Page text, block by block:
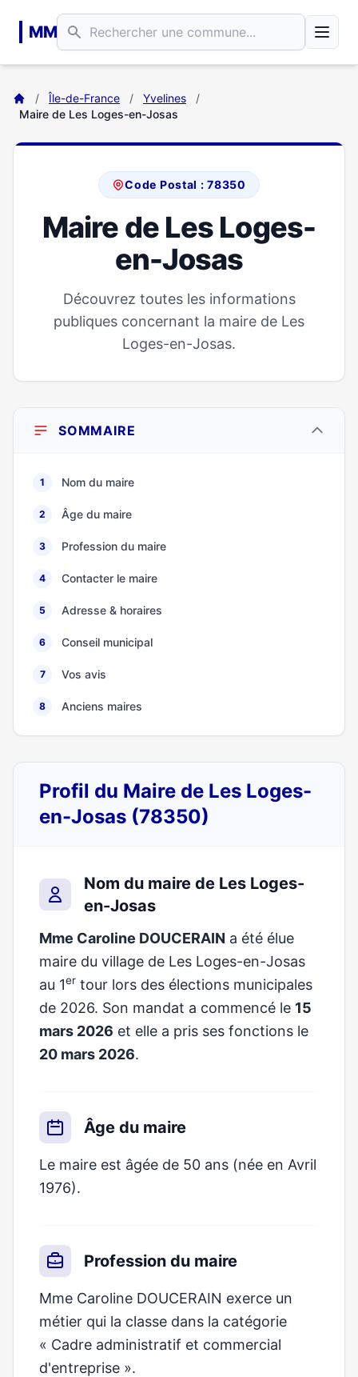
MM
/ Île-de-France / Yvelines
/
Maire de Les Loges-en-Josas
Code Postal : 78350
Maire de Les Loges-
en-Josas
Découvrez toutes les informations
publiques concernant la maire de Les
Loges-en-Josas.
SOMMAIRE
1 Nom du maire
2 Âge du maire
3 Profession du maire
4 Contacter le maire
5 Adresse & horaires
6 Conseil municipal
7 Vos avis
8 Anciens maires
Profil du Maire de Les Loges-
en-Josas (78350)
Nom du maire de Les Loges-
en-Josas
Mme Caroline DOUCERAIN a été élue
maire du village de Les Loges-en-Josas
au 1er tour lors des élections municipales
de 2026. Son mandat a commencé le 15
mars 2026 et elle a pris ses fonctions le
20 mars 2026.
Âge du maire
Le maire est âgée de 50 ans (née en Avril
1976).
Profession du maire
Mme Caroline DOUCERAIN exerce un
métier qui la classe dans la catégorie
« Cadre administratif et commercial
d'entreprise ».